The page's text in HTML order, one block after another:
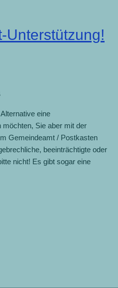
Unterstützung!
eine
Sie aber mit der
Gemeindeamt / Postkasten
beeinträchtigte oder
nicht! Es gibt sogar eine